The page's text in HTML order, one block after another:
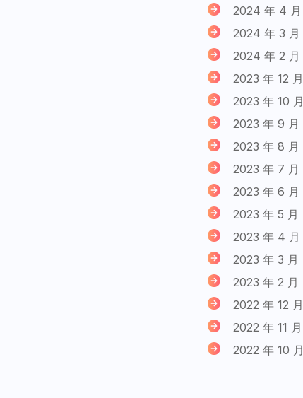
2024 年 4 月
2024 年 3 月
2024 年 2 月
2023 年 12 月
2023 年 10 月
2023 年 9 月
2023 年 8 月
2023 年 7 月
2023 年 6 月
2023 年 5 月
2023 年 4 月
2023 年 3 月
2023 年 2 月
2022 年 12 月
2022 年 11 月
2022 年 10 月